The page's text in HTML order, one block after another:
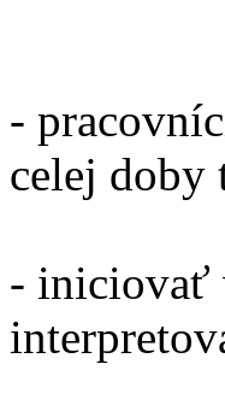
-
celej doby
- iniciovať